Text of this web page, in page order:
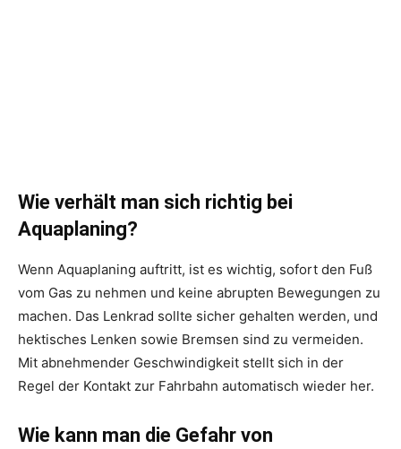
Wie verhält man sich richtig bei
Aquaplaning?
Wenn Aquaplaning auftritt, ist es wichtig, sofort den Fuß
vom Gas zu nehmen und keine abrupten Bewegungen zu
machen. Das Lenkrad sollte sicher gehalten werden, und
hektisches Lenken sowie Bremsen sind zu vermeiden.
Mit abnehmender Geschwindigkeit stellt sich in der
Regel der Kontakt zur Fahrbahn automatisch wieder her.
Wie kann man die Gefahr von